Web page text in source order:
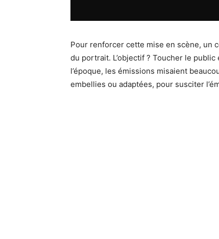
Pour renforcer cette mise en scène, un
du portrait. L’objectif ? Toucher le
l’époque, les émissions misaient
embellies ou adaptées, pour susciter